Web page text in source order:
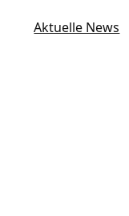
Aktuelle News